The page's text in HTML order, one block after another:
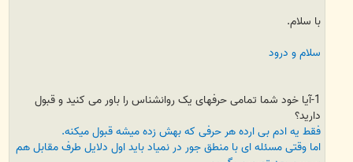
با سلام.
سلام و درود
1-آیا خود شما تمامی حرفهای یک روانشناس را باور می کنید و قبول
دارید؟
فقط یه ادم بی ارده هر حرفی که بهش زده میشه قبول میکنه.
اما وقتی مسئله ای با منطق جور در نمیاد باید اول دلایل طرف مقابل هم